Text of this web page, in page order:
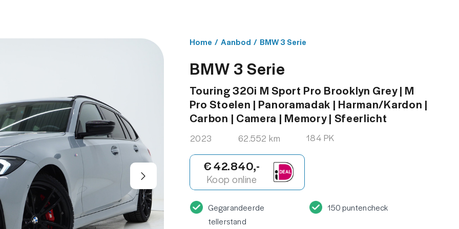
Home / Aanbod / BMW 3 Serie
BMW 3 Serie
Touring 320i M Sport Pro Brooklyn Grey | M
Pro Stoelen | Panoramadak | Harman/Kardon |
Carbon | Camera | Memory | Sfeerlicht
2023 62.552 km 184 PK
€ 42.840,-
Koop online
Gegarandeerde
tellerstand
150 puntencheck